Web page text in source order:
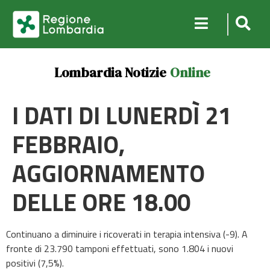
Lombardia Notizie Online
I DATI DI LUNERDÌ 21
FEBBRAIO,
AGGIORNAMENTO
DELLE ORE 18.00
Continuano a diminuire i ricoverati in terapia intensiva (-9). A
fronte di 23.790 tamponi effettuati, sono 1.804 i nuovi
positivi (7,5%).